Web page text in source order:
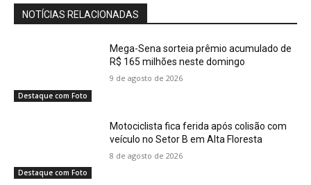
NOTÍCIAS RELACIONADAS
Destaque com Foto
Mega-Sena sorteia prêmio acumulado de
R$ 165 milhões neste domingo
9 de agosto de 2026
Destaque com Foto
Motociclista fica ferida após colisão com
veículo no Setor B em Alta Floresta
8 de agosto de 2026